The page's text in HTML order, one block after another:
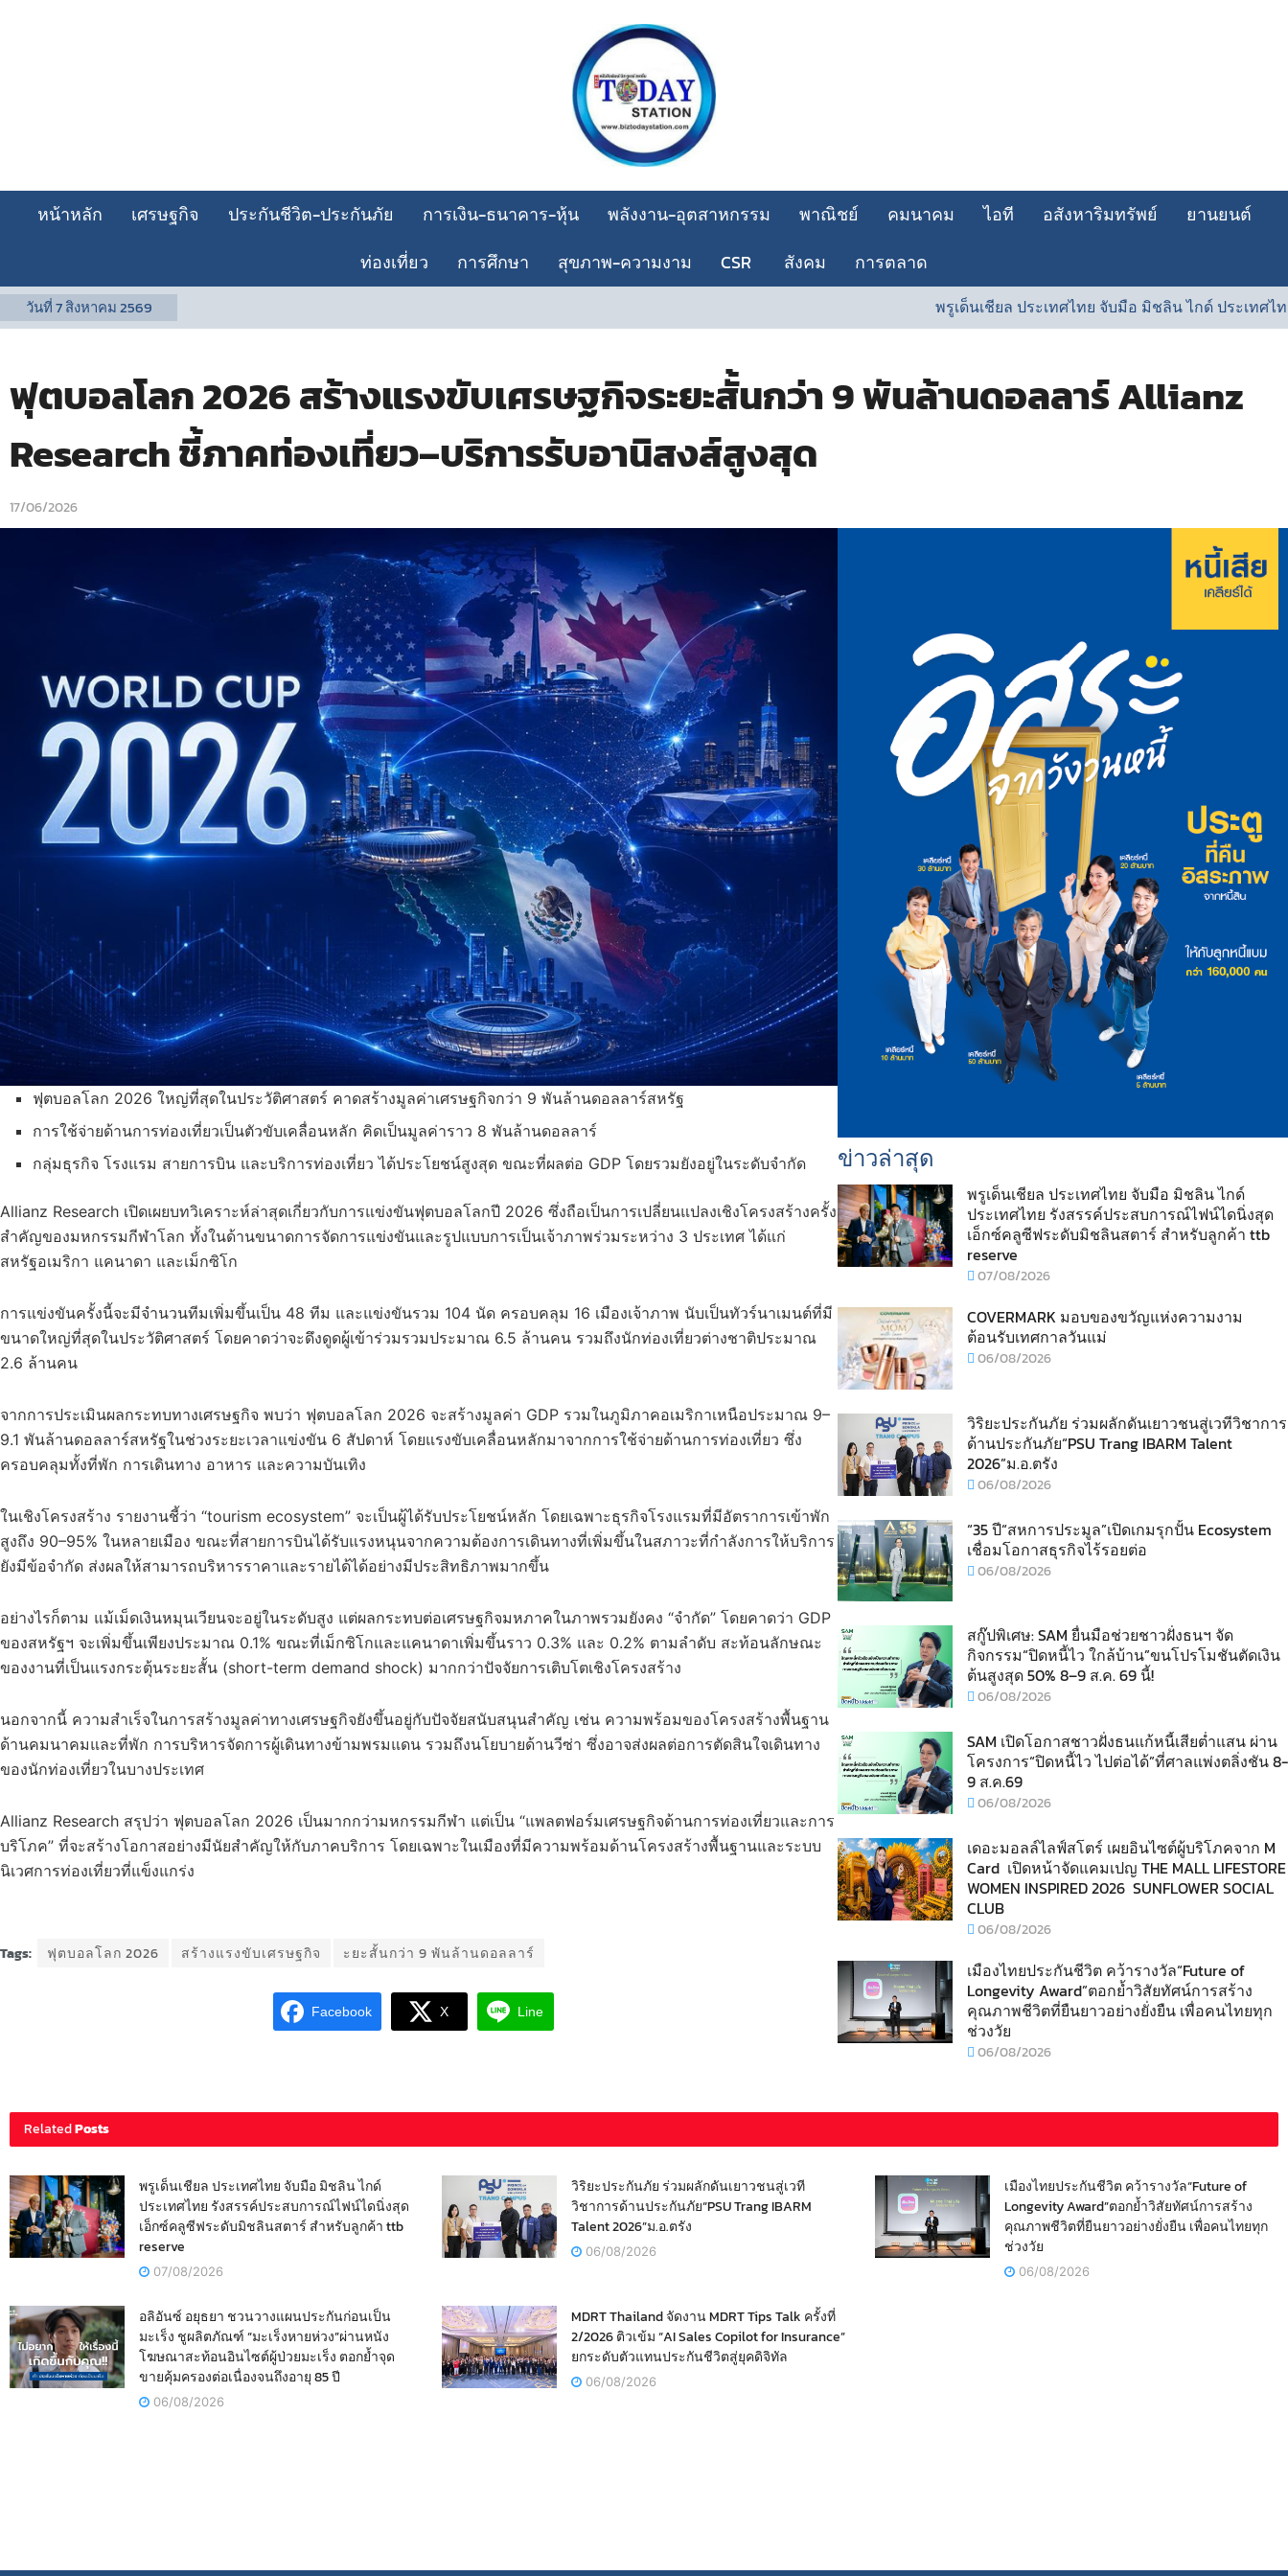
หน้าหลัก เศรษฐกิจ ประกันชีวิต-ประกันภัย การเงิน-ธนาคาร-หุ้น พลังงาน-อุตสาหกรรม พาณิชย์ คมนาคม ไอที อสังหาริมทรัพย์
ยานยนต์
ท่องเที่ยว
การศึกษา สุขภาพ-ความงาม CSR สังคม การตลาด
วันที่7 สิงหาคม 2569 พรูเด็นเชียล ประเทศไทย จับมือ มิชลิน ไกด์ ประเทศไทย รั
ฟุตบอลโลก 2026 สร้างแรงขับเศรษฐกิจระยะสั้นกว่า 9 พันล้านดอลลาร์ Allianz
Research ชี้ภาคท่องเที่ยว–บริการรับอานิสงส์สูงสุด
17/06/2026
ฟุตบอลโลก 2026 ใหญ่ที่สุดในประวัติศาสตร์ คาดสร้างมูลค่าเศรษฐกิจกว่า 9 พันล้านดอลลาร์สหรัฐ
การใช้จ่ายด้านการท่องเที่ยวเป็นตัวขับเคลื่อนหลัก คิดเป็นมูลค่าราว 8 พันล้านดอลลาร์
กลุ่มธุรกิจ โรงแรม สายการบิน และบริการท่องเที่ยว ได้ประโยชน์สูงสุด ขณะที่ผลต่อ GDP โดยรวมยังอยู่ในระดับจำกัด
Allianz Research เปิดเผยบทวิเคราะห์ล่าสุดเกี่ยวกับการแข่งขันฟุตบอลโลกปี 2026 ซึ่งถือเป็นการเปลี่ยนแปลงเชิงโครงสร้างครั้ง
สำคัญของมหกรรมกีฬาโลก ทั้งในด้านขนาดการจัดการแข่งขันและรูปแบบการเป็นเจ้าภาพร่วมระหว่าง 3 ประเทศ ได้แก่
สหรัฐอเมริกา แคนาดา และเม็กซิโก
การแข่งขันครั้งนี้จะมีจำนวนทีมเพิ่มขึ้นเป็น 48 ทีม และแข่งขันรวม 104 นัด ครอบคลุม 16 เมืองเจ้าภาพ นับเป็นทัวร์นาเมนต์ที่มี
ขนาดใหญ่ที่สุดในประวัติศาสตร์ โดยคาดว่าจะดึงดูดผู้เข้าร่วมรวมประมาณ 6.5 ล้านคน รวมถึงนักท่องเที่ยวต่างชาติประมาณ
2.6 ล้านคน
จากการประเมินผลกระทบทางเศรษฐกิจ พบว่า ฟุตบอลโลก 2026 จะสร้างมูลค่า GDP รวมในภูมิภาคอเมริกาเหนือประมาณ 9–
9.1 พันล้านดอลลาร์สหรัฐในช่วงระยะเวลาแข่งขัน 6 สัปดาห์ โดยแรงขับเคลื่อนหลักมาจากการใช้จ่ายด้านการท่องเที่ยว ซึ่ง
ครอบคลุมทั้งที่พัก การเดินทาง อาหาร และความบันเทิง
ในเชิงโครงสร้าง รายงานชี้ว่า “tourism ecosystem” จะเป็นผู้ได้รับประโยชน์หลัก โดยเฉพาะธุรกิจโรงแรมที่มีอัตราการเข้าพัก
สูงถึง 90–95% ในหลายเมือง ขณะที่สายการบินได้รับแรงหนุนจากความต้องการเดินทางที่เพิ่มขึ้นในสภาวะที่กำลังการให้บริการ
ยังมีข้อจำกัด ส่งผลให้สามารถบริหารราคาและรายได้ได้อย่างมีประสิทธิภาพมากขึ้น
อย่างไรก็ตาม แม้เม็ดเงินหมุนเวียนจะอยู่ในระดับสูง แต่ผลกระทบต่อเศรษฐกิจมหภาคในภาพรวมยังคง “จำกัด” โดยคาดว่า GDP
ของสหรัฐฯ จะเพิ่มขึ้นเพียงประมาณ 0.1% ขณะที่เม็กซิโกและแคนาดาเพิ่มขึ้นราว 0.3% และ 0.2% ตามลำดับ สะท้อนลักษณะ
ของงานที่เป็นแรงกระตุ้นระยะสั้น (short-term demand shock) มากกว่าปัจจัยการเติบโตเชิงโครงสร้าง
นอกจากนี้ ความสำเร็จในการสร้างมูลค่าทางเศรษฐกิจยังขึ้นอยู่กับปัจจัยสนับสนุนสำคัญ เช่น ความพร้อมของโครงสร้างพื้นฐาน
ด้านคมนาคมและที่พัก การบริหารจัดการผู้เดินทางข้ามพรมแดน รวมถึงนโยบายด้านวีซ่า ซึ่งอาจส่งผลต่อการตัดสินใจเดินทาง
ของนักท่องเที่ยวในบางประเทศ
Allianz Research สรุปว่า ฟุตบอลโลก 2026 เป็นมากกว่ามหกรรมกีฬา แต่เป็น “แพลตฟอร์มเศรษฐกิจด้านการท่องเที่ยวและการ
บริโภค” ที่จะสร้างโอกาสอย่างมีนัยสำคัญให้กับภาคบริการ โดยเฉพาะในเมืองที่มีความพร้อมด้านโครงสร้างพื้นฐานและระบบ
นิเวศการท่องเที่ยวที่แข็งแกร่ง
Tags: ฟุตบอลโลก 2026 สร้างแรงขับเศรษฐกิจ ะยะสั้นกว่า 9 พันล้านดอลลาร์
Facebook X Line
ข่าวล่าสุด
พรูเด็นเชียล ประเทศไทย จับมือ มิชลิน ไกด์
ประเทศไทย รังสรรค์ประสบการณ์ไฟน์ไดนิ่งสุด
เอ็กซ์คลูซีฟระดับมิชลินสตาร์ สำหรับลูกค้า ttb
reserve
07/08/2026
COVERMARK มอบของขวัญแห่งความงาม
ต้อนรับเทศกาลวันแม่
06/08/2026
วิริยะประกันภัย ร่วมผลักดันเยาวชนสู่เวทีวิชาการ
ด้านประกันภัย“PSU Trang IBARM Talent
2026”ม.อ.ตรัง
06/08/2026
“35 ปี“สหการประมูล”เปิดเกมรุกปั้น Ecosystem
เชื่อมโอกาสธุรกิจไร้รอยต่อ
06/08/2026
สกู๊ปพิเศษ: SAM ยื่นมือช่วยชาวฝั่งธนฯ จัด
กิจกรรม“ปิดหนี้ไว ใกล้บ้าน”ขนโปรโมชันตัดเงิน
ต้นสูงสุด 50% 8–9 ส.ค. 69 นี้!
06/08/2026
SAM เปิดโอกาสชาวฝั่งธนแก้หนี้เสียต่ำแสน ผ่าน
โครงการ“ปิดหนี้ไว ไปต่อได้”ที่ศาลแพ่งตลิ่งชัน 8-
9 ส.ค.69
06/08/2026
เดอะมอลล์ไลฟ์สโตร์ เผยอินไซต์ผู้บริโภคจาก M
Card เปิดหน้าจัดแคมเปญ THE MALL LIFESTORE
WOMEN INSPIRED 2026 SUNFLOWER SOCIAL
CLUB
06/08/2026
เมืองไทยประกันชีวิต คว้ารางวัล“Future of
Longevity Award”ตอกย้ำวิสัยทัศน์การสร้าง
คุณภาพชีวิตที่ยืนยาวอย่างยั่งยืน เพื่อคนไทยทุก
ช่วงวัย
06/08/2026
RelatedPosts
พรูเด็นเชียล ประเทศไทย จับมือ มิชลิน ไกด์
ประเทศไทย รังสรรค์ประสบการณ์ไฟน์ไดนิ่งสุด
เอ็กซ์คลูซีฟระดับมิชลินสตาร์ สำหรับลูกค้า ttb
reserve
07/08/2026
วิริยะประกันภัย ร่วมผลักดันเยาวชนสู่เวที
วิชาการด้านประกันภัย“PSU Trang IBARM
Talent 2026”ม.อ.ตรัง
06/08/2026
เมืองไทยประกันชีวิต คว้ารางวัล“Future of
Longevity Award”ตอกย้ำวิสัยทัศน์การสร้าง
คุณภาพชีวิตที่ยืนยาวอย่างยั่งยืน เพื่อคนไทยทุก
ช่วงวัย
06/08/2026
อลิอันซ์ อยุธยา ชวนวางแผนประกันก่อนเป็น
มะเร็ง ชูผลิตภัณฑ์ “มะเร็งหายห่วง”ผ่านหนัง
โฆษณาสะท้อนอินไซต์ผู้ป่วยมะเร็ง ตอกย้ำจุด
ขายคุ้มครองต่อเนื่องจนถึงอายุ 85 ปี
06/08/2026
MDRT Thailand จัดงาน MDRT Tips Talk ครั้งที่
2/2026 ติวเข้ม “AI Sales Copilot for Insurance”
ยกระดับตัวแทนประกันชีวิตสู่ยุคดิจิทัล
06/08/2026